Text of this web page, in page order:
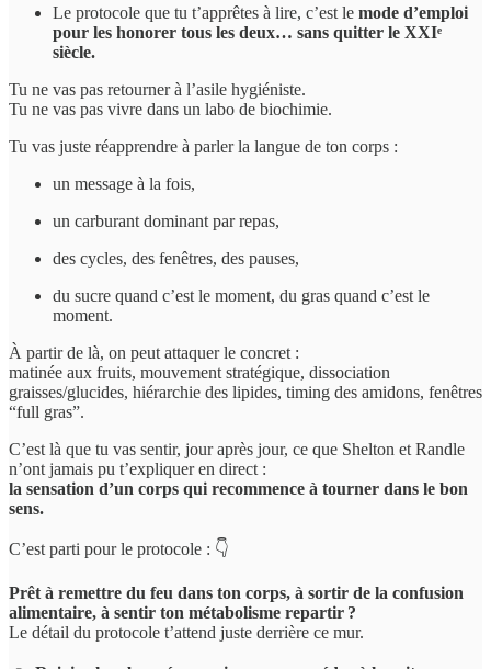
Le protocole que tu t’apprêtes à lire, c’est le mode d’emploi
pour les honorer tous les deux… sans quitter le XXIᵉ
siècle.
Tu ne vas pas retourner à l’asile hygiéniste.
Tu ne vas pas vivre dans un labo de biochimie.
Tu vas juste réapprendre à parler la langue de ton corps :
un message à la fois,
un carburant dominant par repas,
des cycles, des fenêtres, des pauses,
du sucre quand c’est le moment, du gras quand c’est le
moment.
À partir de là, on peut attaquer le concret :
matinée aux fruits, mouvement stratégique, dissociation
graisses/glucides, hiérarchie des lipides, timing des amidons, fenêtres
“full gras”.
C’est là que tu vas sentir, jour après jour, ce que Shelton et Randle
n’ont jamais pu t’expliquer en direct :
la sensation d’un corps qui recommence à tourner dans le bon
sens.
C’est parti pour le protocole : 👇
Prêt à remettre du feu dans ton corps, à sortir de la confusion
alimentaire, à sentir ton métabolisme repartir ?
Le détail du protocole t’attend juste derrière ce mur.